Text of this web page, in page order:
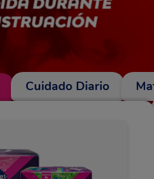
Cuidado Diario